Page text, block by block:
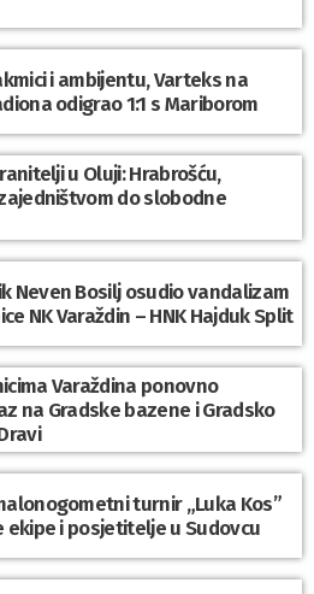
i ambijentu, Varteks na
odigrao 1:1 s Mariborom
u Oluji: Hrabrošću,
do slobodne
Neven Bosilj osudio vandalizam
NK Varaždin – HNK Hajduk Split
Varaždina ponovno
na Gradske bazene i Gradsko
turnir „Luka Kos”
ekipe i posjetitelje u Sudovcu